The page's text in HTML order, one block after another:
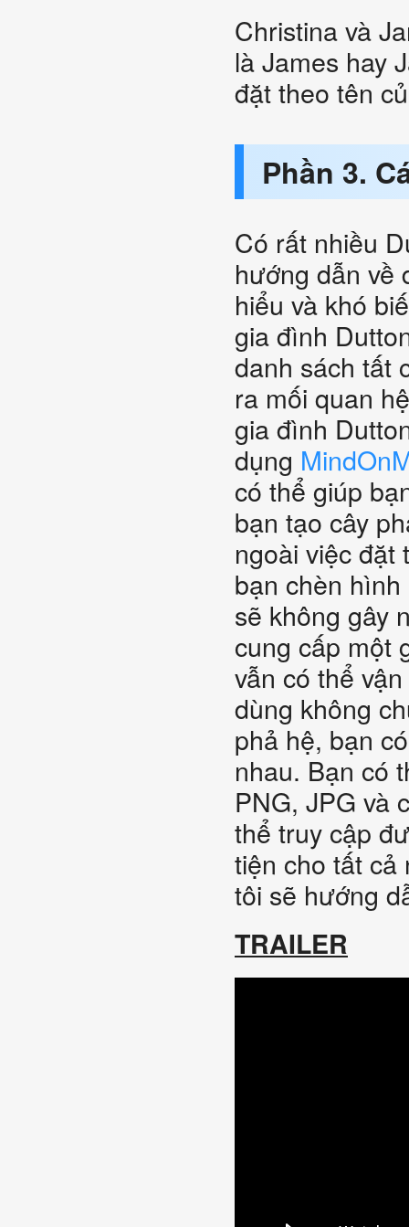
Christina và
là James hay
đặt theo tên
Phần 3.
Có rất nhiều
hướng dẫn về
hiểu và khó
gia đình
danh sách tất
ra mối quan
gia đình
dụng
có thể giúp
bạn tạo cây
ngoài việc đặt
bạn chèn
sẽ không gây
cung cấp một
vẫn có thể
dùng không
phả hệ, bạn
nhau. Bạn có
PNG, JPG và
thể truy cập
tiện cho tất cả
tôi sẽ hướng
TRAILER